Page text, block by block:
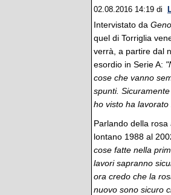
02.08.2016 14:19 di
Intervistato da
quel di Torriglia
verrà, a partire dal
esordio in Serie A:
cose che vanno
spunti.
ho visto ha lavorato
Parlando della
lontano 1988 al
cose fatte nella
lavori sapranno
ora credo che la
nuovo sono sicuro